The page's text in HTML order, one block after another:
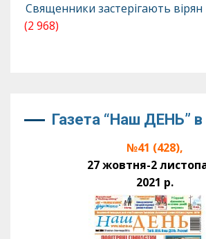
Священники застерігають вірян
(2 968)
Газета “Наш ДЕНЬ” в
№41 (428),
27 жовтня-2
2021 р.